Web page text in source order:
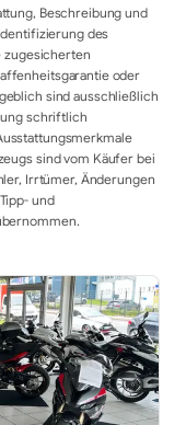
Beschreibung und
des
zugesicherten
oder
sind ausschließlich
schriftlich
sind vom Käufer bei
Irrtümer, Änderungen
und